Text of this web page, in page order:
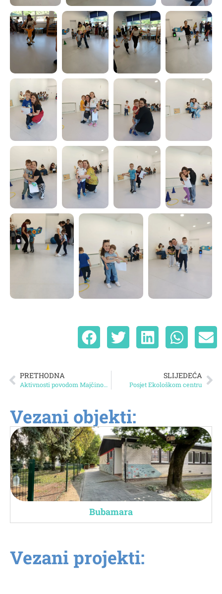
PRETHODNA
Aktivnosti povodom Majčinog dana
SLIJEDEĆA
Posjet Ekološkom centru
Vezani objekti:
Bubamara
Vezani projekti: